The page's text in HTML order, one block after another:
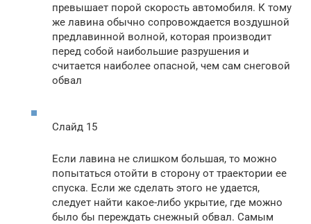
превышает порой скорость автомобиля. К тому
же лавина обычно сопровождается воздушной
предлавинной волной, которая производит
перед собой наибольшие разрушения и
считается наиболее опасной, чем сам снеговой
обвал
Слайд 15
Если лавина не слишком большая, то можно
попытаться отойти в сторону от траектории ее
спуска. Если же сделать этого не удается,
следует найти какое-либо укрытие, где можно
было бы переждать снежный обвал. Самым